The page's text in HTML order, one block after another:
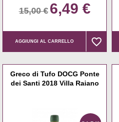
15,00 € 6,49 €
AGGIUNGI AL CARRELLO favorite_border
favorite_border
Greco di Tufo DOCG Ponte
dei Santi 2018 Villa Raiano